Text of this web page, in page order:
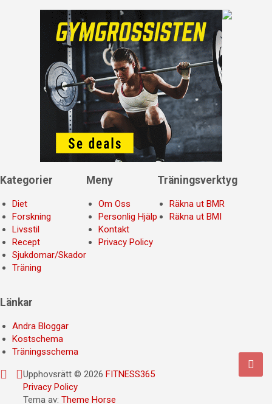
Kategorier
Diet
Forskning
Livsstil
Recept
Sjukdomar/Skador
Träning
Meny
Om Oss
Personlig Hjälp
Kontakt
Privacy Policy
Träningsverktyg
Räkna ut BMR
Räkna ut BMI
Länkar
Andra Bloggar
Kostschema
Träningsschema
Upphovsrätt © 2026 FITNESS365
Privacy Policy
Tema av: Theme Horse